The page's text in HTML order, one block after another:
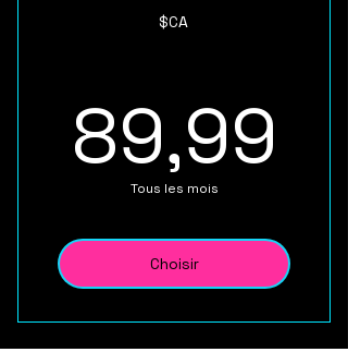
$CA
89,99
Tous les mois
Choisir